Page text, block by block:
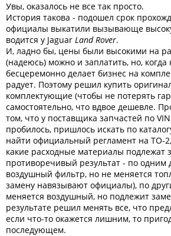
Увы, оказалось не все так просто.
История такова - подошел срок
официалы выкатили вызывающе
водится у Jaguar Land Rover.
И, ладно бы, цены были высокими на
(надеюсь) можно и заплатить, но, когда
бесцеремонно делает бизнес на
радует. Поэтому решил купить
комплектующие (чтобы не потерять
самостоятельно, что вдвое дешевле.
том, что у поставщика запчастей по
пробилось, пришлось искать по
найти официальный регламент на
какие расходные материалы подлежат
противоречивый результат - по одним
воздушный фильтр, но не меняется
замену навязывают официалы), по
меняется воздушный, но подлежит
результате решил менять все, что
если что-то окажется лишним, то
последующем.